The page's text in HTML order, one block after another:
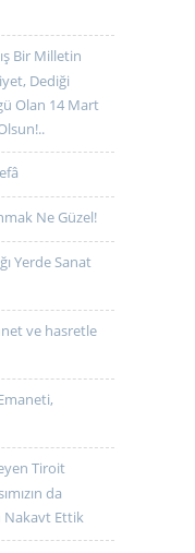
Bir Milletin
Dediği
Olan 14 Mart
Ne Güzel!
Yerde Sanat
ve hasretle
Tiroit
da
Nakavt Ettik